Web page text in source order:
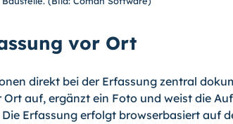
vor Ort
direkt bei der Erfassung zentral
auf, ergänzt ein Foto und weist die
Erfassung erfolgt browserbasiert auf